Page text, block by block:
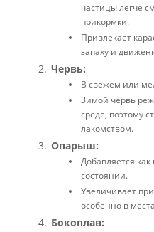
частицы легче
прикормки.
Привлекает
запаху и
Червь:
В свежем или
Зимой червь
среде, поэтому
лакомством.
Опарыш:
Добавляется
состоянии.
Увеличивает
особенно в
Бокоплав: